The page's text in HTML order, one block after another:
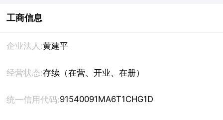
工商信息
企业法人:黄建平
经营状态:存续（在营、开业、在册）
统一信用代码:91540091MA6T1CHG1D